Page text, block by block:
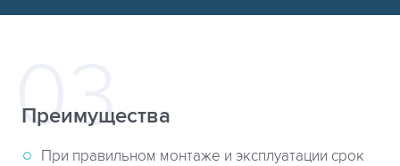
Преимущества
При правильном монтаже и эксплуатации срок